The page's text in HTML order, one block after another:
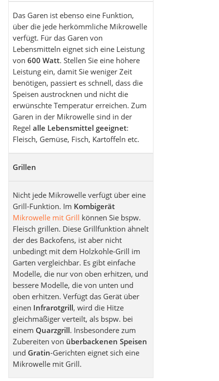
Das Garen ist ebenso eine Funktion,
über die jede herkömmliche Mikrowelle
verfügt. Für das Garen von
Lebensmitteln eignet sich eine Leistung
von 600 Watt. Stellen Sie eine höhere
Leistung ein, damit Sie weniger Zeit
benötigen, passiert es schnell, dass die
Speisen austrocknen und nicht die
erwünschte Temperatur erreichen. Zum
Garen in der Mikrowelle sind in der
Regel alle Lebensmittel geeignet:
Fleisch, Gemüse, Fisch, Kartoffeln etc.
Grillen
Nicht jede Mikrowelle verfügt über eine
Grill-Funktion. Im Kombigerät
Mikrowelle mit Grill können Sie bspw.
Fleisch grillen. Diese Grillfunktion ähnelt
der des Backofens, ist aber nicht
unbedingt mit dem Holzkohle-Grill im
Garten vergleichbar. Es gibt einfache
Modelle, die nur von oben erhitzen, und
bessere Modelle, die von unten und
oben erhitzen. Verfügt das Gerät über
einen Infrarotgrill, wird die Hitze
gleichmäßiger verteilt, als bspw. bei
einem Quarzgrill. Insbesondere zum
Zubereiten von überbackenen Speisen
und Gratin-Gerichten eignet sich eine
Mikrowelle mit Grill.